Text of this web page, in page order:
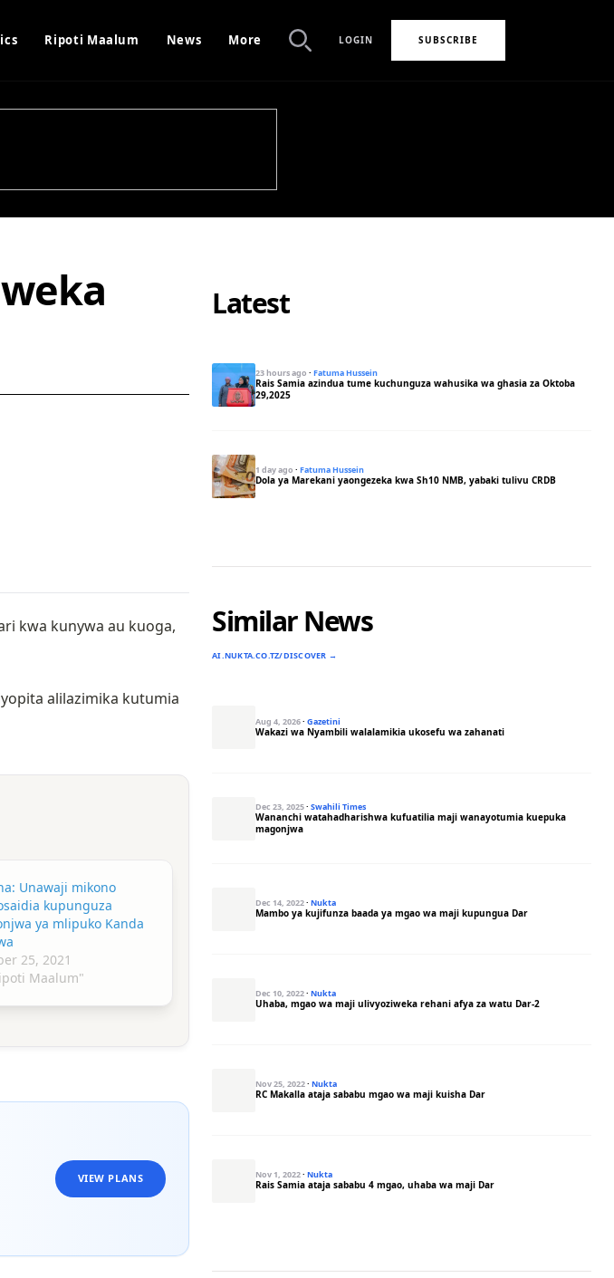
Ripoti Maalum News More LOGIN SUBSCRIBE
kwa kunywa au kuoga,
alilazimika kutumia
Unawaji mikono
kupunguza
ya mlipuko Kanda
25, 2021
Maalum"
VIEW PLANS
Latest
23 hours ago ·Fatuma Hussein
Rais Samia azindua tume kuchunguza wahusika wa ghasia za Oktoba
29,2025
1 day ago ·Fatuma Hussein
Dola ya Marekani yaongezeka kwa Sh10 NMB, yabaki tulivu CRDB
Similar News
AI.NUKTA.CO.TZ/DISCOVER →
Aug 4, 2026·Gazetini
Wakazi wa Nyambili walalamikia ukosefu wa zahanati
Dec 23, 2025·Swahili Times
Wananchi watahadharishwa kufuatilia maji wanayotumia kuepuka
magonjwa
Dec 14, 2022·Nukta
Mambo ya kujifunza baada ya mgao wa maji kupungua Dar
Dec 10, 2022·Nukta
Uhaba, mgao wa maji ulivyoziweka rehani afya za watu Dar-2
Nov 25, 2022·Nukta
RC Makalla ataja sababu mgao wa maji kuisha Dar
Nov 1, 2022·Nukta
Rais Samia ataja sababu 4 mgao, uhaba wa maji Dar